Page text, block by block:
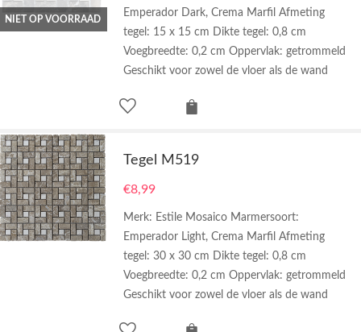
NIET OP VOORRAAD
Emperador Dark, Crema Marfil Afmeting
tegel: 15 x 15 cm Dikte tegel: 0,8 cm
Voegbreedte: 0,2 cm Oppervlak: getrommeld
Geschikt voor zowel de vloer als de wand
Tegel M519
€8,99
Merk: Estile Mosaico Marmersoort:
Emperador Light, Crema Marfil Afmeting
tegel: 30 x 30 cm Dikte tegel: 0,8 cm
Voegbreedte: 0,2 cm Oppervlak: getrommeld
Geschikt voor zowel de vloer als de wand